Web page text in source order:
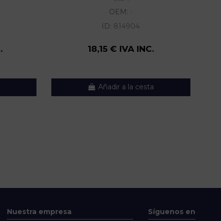
OEM: -
ID: 814904
18,15 € IVA INC.
Añadir a la cesta
Nuestra empresa Síguenos en